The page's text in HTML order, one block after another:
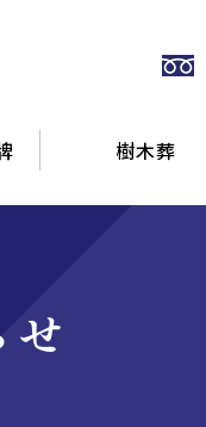
樹木葬
せ